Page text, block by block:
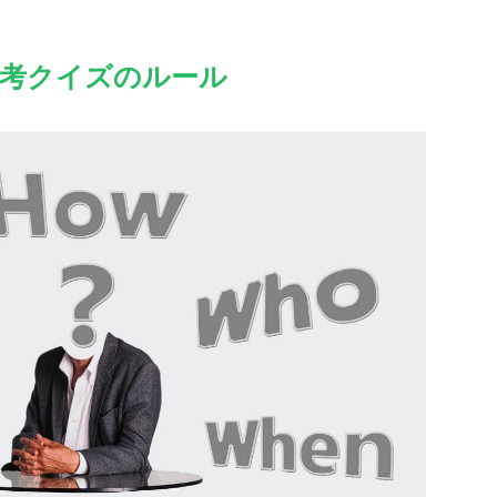
クイズのルール